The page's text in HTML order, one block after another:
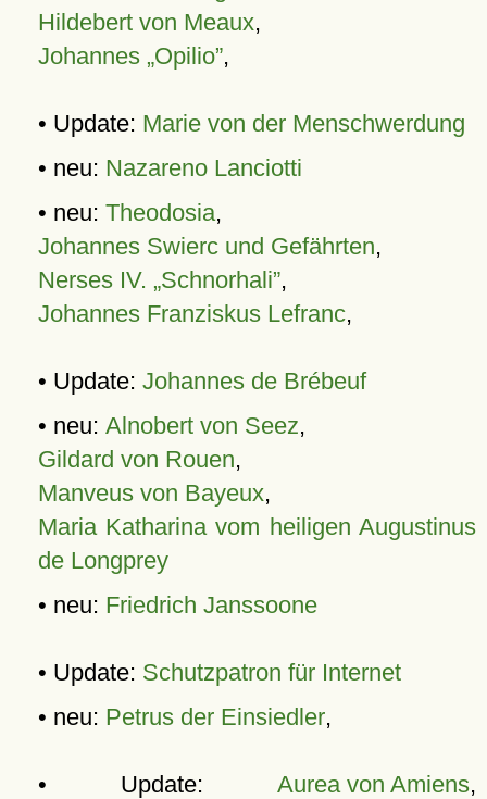
Hildebert von Meaux,
Johannes „Opilio”,
• Update: Marie von der Menschwerdung
• neu: Nazareno Lanciotti
• neu: Theodosia,
Johannes Swierc und Gefährten,
Nerses IV. „Schnorhali”,
Johannes Franziskus Lefranc,
• Update: Johannes de Brébeuf
• neu: Alnobert von Seez,
Gildard von Rouen,
Manveus von Bayeux,
Maria Katharina vom heiligen Augustinus
de Longprey
• neu: Friedrich Janssoone
• Update: Schutzpatron für Internet
• neu: Petrus der Einsiedler,
• Update: Aurea von Amiens,